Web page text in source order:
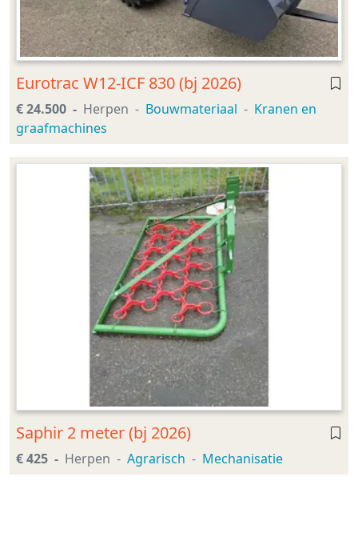
Eurotrac W12-ICF 830 (bj 2026)
€ 24.500 Herpen Bouwmateriaal
Kranen en
graafmachines
Saphir 2 meter (bj 2026)
€ 425 Herpen Agrarisch Mechanisatie